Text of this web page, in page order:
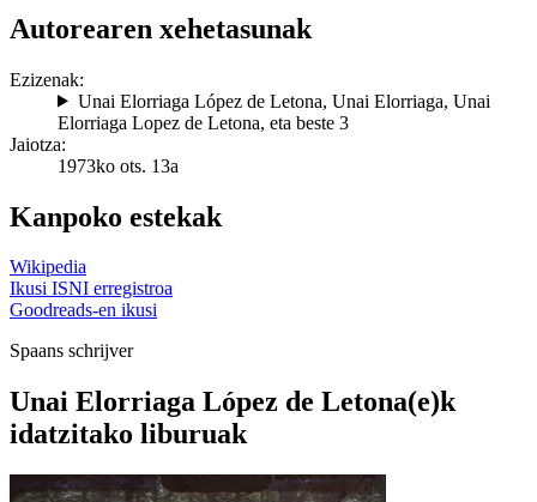
Autorearen xehetasunak
Ezizenak:
Unai Elorriaga López de Letona, Unai Elorriaga, Unai
Elorriaga Lopez de Letona, eta beste 3
Jaiotza:
1973ko ots. 13a
Kanpoko estekak
Wikipedia
Ikusi ISNI erregistroa
Goodreads-en ikusi
Spaans schrijver
Unai Elorriaga López de Letona(e)k
idatzitako liburuak